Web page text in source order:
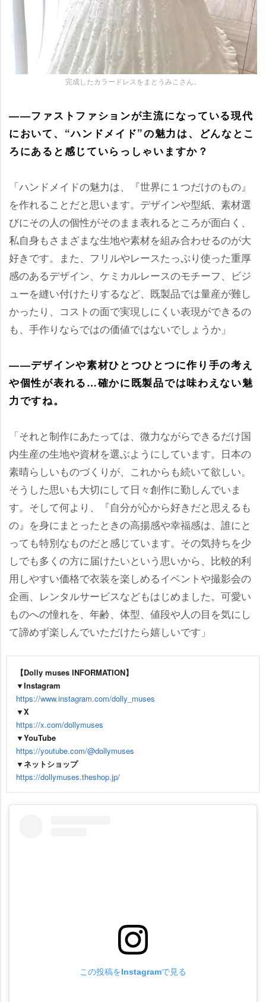
完成したカラードレスをまとうみこさん。
――ファストファションが主流になっている現代
において、“ハンドメイド”の魅力は、どんなとこ
ろにあると感じていらっしゃいますか？
「ハンドメイドの魅力は、『世界に１つだけのもの』
を作れることだと思います。デザインや型紙、素材選
びにその人の個性がそのまま表れるところが面白く、
私自身もさまざまな生地や素材を組み合わせるのが大
好きです。また、フリルやレースたっぷり使った重厚
感のあるデザイン、ケミカルレースのモチーフ、ビジ
ューを縫い付けたりするなど、既製品では量産が難し
かったり、コストの面で実現しにくい表現ができるの
も、手作りならではの価値ではないでしょうか」
――デザインや素材ひとつひとつに作り手の考え
個性が表れる…確かに既製品では味わえない魅
力ですね。
「それと制作にあたっては、微力ながらできるだけ国
内生産の生地や資材を選ぶようにしています。日本の
素晴らしいものづくりが、これからも続いて欲しい。
そうした思いも大切にして日々創作に勤しんでいま
す。そして何より、『自分が心から好きだと思えるも
の』を身にまとったときの高揚感や幸福感は、誰にと
っても特別なものだと感じています。その気持ちを少
しでも多くの方に届けたいという思いから、比較的利
用しやすい価格で衣装を楽しめるイベントや撮影会の
企画、レンタルサービスなどもはじめました。可愛い
ものへの憧れを、年齢、体型、値段や人の目を気にし
て諦めず楽しんでいただけたら嬉しいです」
【Dolly muses INFORMATION】
▼Instagram
https://www.instagram.com/dolly_muses
▼X
https://x.com/dollymuses
▼YouTube
https://youtube.com/@dollymuses
▼ネットショップ
https://dollymuses.theshop.jp/
この投稿をInstagramで見る